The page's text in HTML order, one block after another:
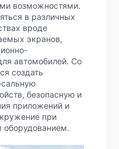
возможностями.
в различных
вроде
экранов,
автомобилей. Со
создать
безопасную и
приложений и
при